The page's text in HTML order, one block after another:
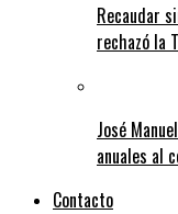
Recaudar
rechazó la
José
anuales al
Contacto